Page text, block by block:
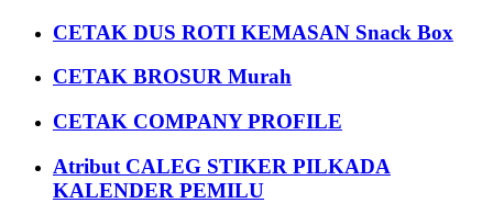
CETAK DUS ROTI KEMASAN Snack Box
CETAK BROSUR Murah
CETAK COMPANY PROFILE
Atribut CALEG STIKER PILKADA
KALENDER PEMILU